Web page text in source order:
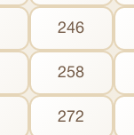
246
258
272